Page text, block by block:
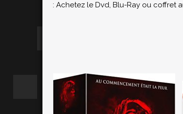
: Achetez le Dvd, Blu-Ray ou coffret